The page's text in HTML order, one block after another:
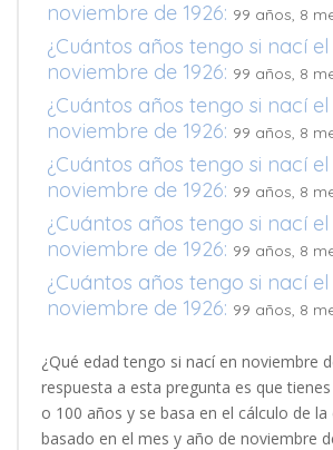
noviembre de 1926: 99 años, 8
¿Cuántos años tengo si nací
noviembre de 1926: 99 años, 8
¿Cuántos años tengo si nací el
noviembre de 1926: 99 años, 8
¿Cuántos años tengo si nací
noviembre de 1926: 99 años, 8
¿Cuántos años tengo si nací
noviembre de 1926: 99 años, 8
¿Cuántos años tengo si nací
noviembre de 1926: 99 años, 8
¿Qué edad tengo si nací en noviembre
respuesta a esta pregunta es que
o 100 años y se basa en el cálculo de
basado en el mes y año de noviembre